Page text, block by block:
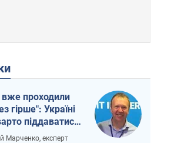
проходили
гірше": Україні
піддаватися
через
Марченко, експерт